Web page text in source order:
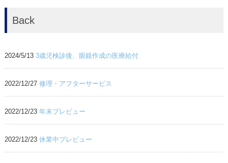
Back
2024/5/13 3歳児検診後、眼鏡作成の医療給付
2022/12/27 修理・アフターサービス
2022/12/23 年末プレビュー
2022/12/23 休業中プレビュー